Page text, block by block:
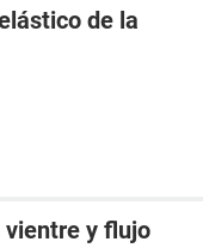
de la
vientre y flujo